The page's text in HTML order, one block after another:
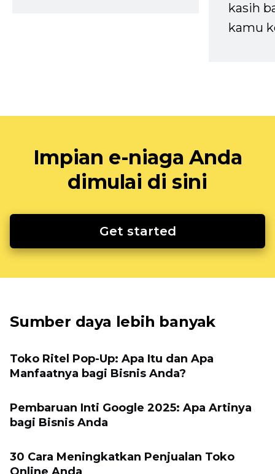
kasih
kamu
Impian e-niaga Anda
dimulai di sini
Get started
Sumber daya lebih banyak
Toko Ritel Pop-Up: Apa Itu dan Apa
Manfaatnya bagi Bisnis Anda?
Pembaruan Inti Google 2025: Apa Artinya
bagi Bisnis Anda
30 Cara Meningkatkan Penjualan Toko